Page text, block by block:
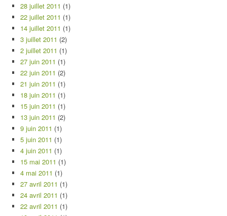
28 juillet 2011 (1)
22 juillet 2011 (1)
14 juillet 2011 (1)
3 juillet 2011 (2)
2 juillet 2011 (1)
27 juin 2011 (1)
22 juin 2011 (2)
21 juin 2011 (1)
18 juin 2011 (1)
15 juin 2011 (1)
13 juin 2011 (2)
9 juin 2011 (1)
5 juin 2011 (1)
4 juin 2011 (1)
15 mai 2011 (1)
4 mai 2011 (1)
27 avril 2011 (1)
24 avril 2011 (1)
22 avril 2011 (1)